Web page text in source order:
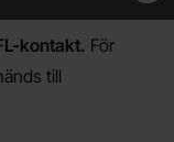
kontakt. För
till